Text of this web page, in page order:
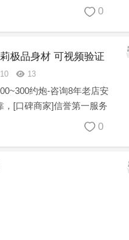
密任何意见建议或者技师
资源充足 诚...
0
极品身材 可视频验证
13
约炮-咨询8年老店安
，[口碑商家]信誉第一服务
密任何意见建议或者技师
源充足 诚...
0